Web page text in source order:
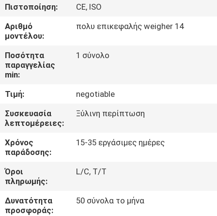
ΞΕΝΆΓΗΣΗ
ΣΤΟ
ΕΡΓΟΣΤΆΣΙΟ
ΠΟΙΟΤΙΚΌΣ
ΈΛΕΓΧΟΣ
ΕΠΙΚΟΙΝΩΝΉΣΤΕ
ΜΑΖΊ
ΜΑΣ
ΝΈΑ
Πιστοποίηση:
CE, ISO
Αριθμό
μοντέλου:
πολυ επικεφαλής weigher 14
Ποσότητα
παραγγελίας
min:
1 σύνολο
Τιμή:
negotiable
Συσκευασία
λεπτομέρειες:
Ξύλινη περίπτωση
Χρόνος
παράδοσης:
15-35 εργάσιμες ημέρες
Όροι
πληρωμής:
L/C, T/T
Δυνατότητα
προσφοράς:
50 σύνολα το μήνα